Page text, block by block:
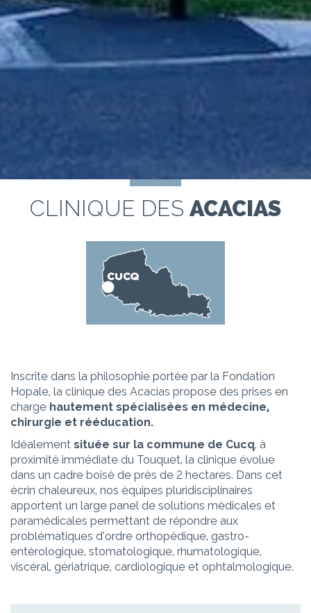
CLINIQUE DES ACACIAS
Inscrite dans la philosophie portée par la Fondation
Hopale, la clinique des Acacias propose des prises en
charge hautement spécialisées en médecine,
chirurgie et rééducation.
Idéalement située sur la commune de Cucq, à
proximité immédiate du Touquet, la clinique évolue
dans un cadre boisé de près de 2 hectares. Dans cet
écrin chaleureux, nos équipes pluridisciplinaires
apportent un large panel de solutions médicales et
paramédicales permettant de répondre aux
problématiques d’ordre orthopédique, gastro-
entérologique, stomatologique, rhumatologique,
viscéral, gériatrique, cardiologique et ophtalmologique.